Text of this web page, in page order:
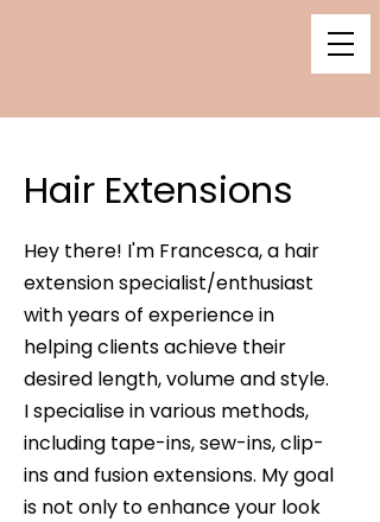
Hair Extensions
Hey there! I'm Francesca, a hair
extension specialist/enthusiast
with years of experience in
helping clients achieve their
desired length, volume and style.
I specialise in various methods,
including tape-ins, sew-ins, clip-
ins and fusion extensions. My goal
is not only to enhance your look